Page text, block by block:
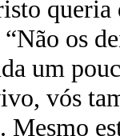
queria
os
um
vós